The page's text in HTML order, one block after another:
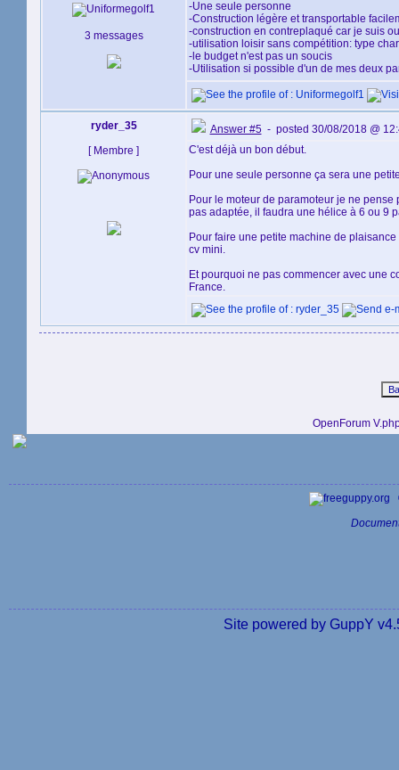
3 messages
-Une seule personne
-Construction légère et transportable
-construction en contreplaqué car je suis
-utilisation loisir sans compétition: type
-le budget n'est pas un soucis
-Utilisation si possible d'un de mes deux
ryder_35
[ Membre ]
Answer #5- posted 30/08/2018 @
C'est déjà un bon début.
Pour une seule personne ça sera une
Pour le moteur de paramoteur je ne
pas adaptée, il faudra une hélice à 6 ou 9
Pour faire une petite machine de
cv mini.
Et pourquoi ne pas commencer avec une
France.
OpenForum
Site powered by GuppY